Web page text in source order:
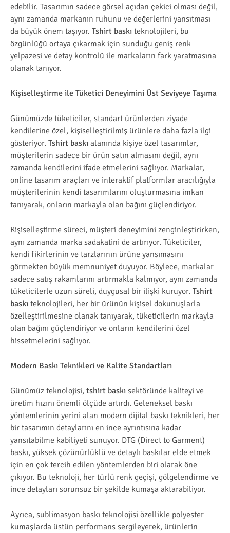
edebilir. Tasarımın sadece görsel açıdan çekici olması değil,
aynı zamanda markanın ruhunu ve değerlerini yansıtması
da büyük önem taşıyor. Tshirt baskı teknolojileri, bu
özgünlüğü ortaya çıkarmak için sunduğu geniş renk
yelpazesi ve detay kontrolü ile markaların fark yaratmasına
olanak tanıyor.
Kişiselleştirme ile Tüketici Deneyimini Üst Seviyeye Taşıma
Günümüzde tüketiciler, standart ürünlerden ziyade
kendilerine özel, kişiselleştirilmiş ürünlere daha fazla ilgi
gösteriyor. Tshirt baskı alanında kişiye özel tasarımlar,
müşterilerin sadece bir ürün satın almasını değil, aynı
zamanda kendilerini ifade etmelerini sağlıyor. Markalar,
online tasarım araçları ve interaktif platformlar aracılığıyla
müşterilerinin kendi tasarımlarını oluşturmasına imkan
tanıyarak, onların markayla olan bağını güçlendiriyor.
Kişiselleştirme süreci, müşteri deneyimini zenginleştirirken,
aynı zamanda marka sadakatini de artırıyor. Tüketiciler,
kendi fikirlerinin ve tarzlarının ürüne yansımasını
görmekten büyük memnuniyet duyuyor. Böylece, markalar
sadece satış rakamlarını artırmakla kalmıyor, aynı zamanda
tüketicilerle uzun süreli, duygusal bir ilişki kuruyor. Tshirt
baskı teknolojileri, her bir ürünün kişisel dokunuşlarla
özelleştirilmesine olanak tanıyarak, tüketicilerin markayla
olan bağını güçlendiriyor ve onların kendilerini özel
hissetmelerini sağlıyor.
Modern Baskı Teknikleri ve Kalite Standartları
Günümüz teknolojisi, tshirt baskı sektöründe kaliteyi ve
üretim hızını önemli ölçüde artırdı. Geleneksel baskı
yöntemlerinin yerini alan modern dijital baskı teknikleri, her
bir tasarımın detaylarını en ince ayrıntısına kadar
yansıtabilme kabiliyeti sunuyor. DTG (Direct to Garment)
baskı, yüksek çözünürlüklü ve detaylı baskılar elde etmek
için en çok tercih edilen yöntemlerden biri olarak öne
çıkıyor. Bu teknoloji, her türlü renk geçişi, gölgelendirme ve
ince detayları sorunsuz bir şekilde kumaşa aktarabiliyor.
Ayrıca, sublimasyon baskı teknolojisi özellikle polyester
kumaşlarda üstün performans sergileyerek, ürünlerin